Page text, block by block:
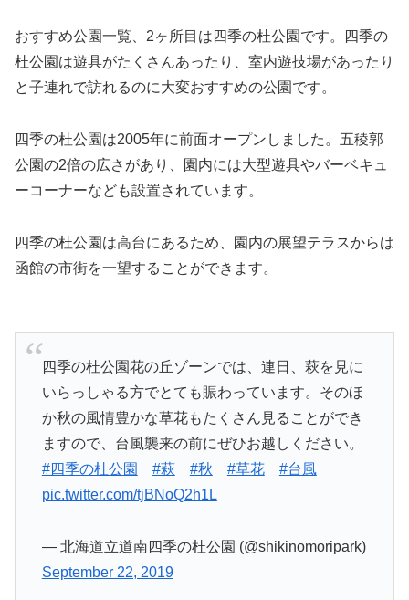
おすすめ公園一覧、2ヶ所目は四季の杜公園です。四季の
杜公園は遊具がたくさんあったり、室内遊技場があったり
と子連れで訪れるのに大変おすすめの公園です。
四季の杜公園は2005年に前面オープンしました。五稜郭
公園の2倍の広さがあり、園内には大型遊具やバーベキュ
ーコーナーなども設置されています。
四季の杜公園は高台にあるため、園内の展望テラスからは
函館の市街を一望することができます。
四季の杜公園花の丘ゾーンでは、連日、萩を見に
いらっしゃる方でとても賑わっています。そのほ
か秋の風情豊かな草花もたくさん見ることができ
ますので、台風襲来の前にぜひお越しください。
#四季の杜公園
#萩 #秋 #草花
#台風
pic.twitter.com/tjBNoQ2h1L
— 北海道立道南四季の杜公園 (@shikinomoripark)
September 22, 2019